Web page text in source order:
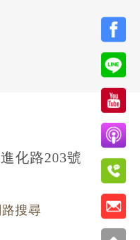
化路203號
搜尋